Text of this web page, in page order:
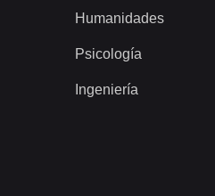
Humanidades
Psicología
Ingeniería